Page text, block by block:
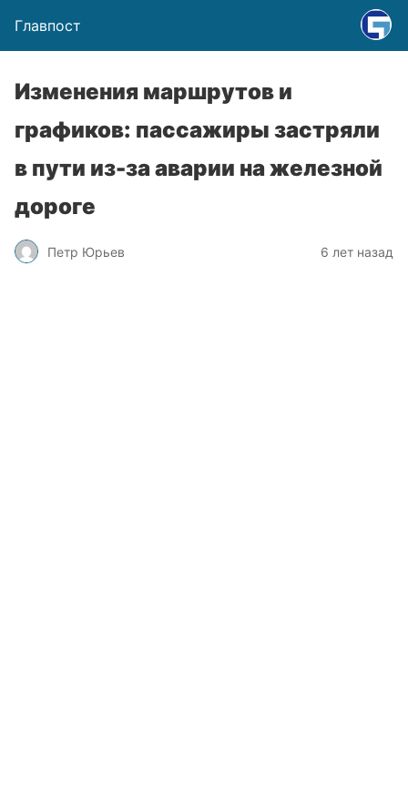
Главпост
Изменения маршрутов и
графиков: пассажиры застряли
в пути из-за аварии на железной
дороге
Петр Юрьев 6 лет назад